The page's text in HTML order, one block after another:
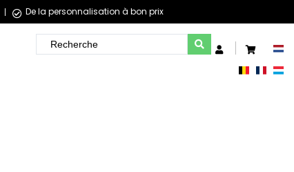
De la personnalisation à bon prix